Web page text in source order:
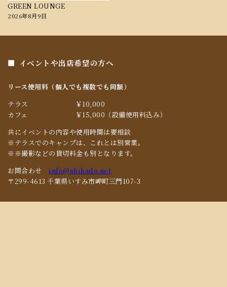
GREEN LOUNGE
2026年8月9日
イベントや出店希望の方へ
リース使用料（個人でも複数でも同額）
テラス
￥10,000
カフェ
￥15,000（設備使用料込み）
共にイベントの内容や使用時間は要相談
※テラスでのキャンプは、これとは別営業。
※※撮影などの貸切料金も別となります。
お問合わせ info@shikado.net
〒299-4613 千葉県いすみ市岬町三門107-3